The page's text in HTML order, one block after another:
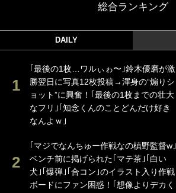
総合ランキング
DAILY
｢最後の1枚…ワルぃゎ〜｣鈴木優磨が激
勝翌日に写真12枚投稿→渾身の“煽りシ
ョット”に興奮！｢最後の1枚までの壮大
なフリ｣｢知念くんのことどんだけ好き
なんよｗ｣
｢マジでなんちゅー作戦なの槙野監督w｣
ベンチ前に掲げられた｢マテ茶｣｢白い
犬｣｢爆弾｣｢合コン｣のイラスト入り作戦
ボードにファン困惑！｢想像よりデカく